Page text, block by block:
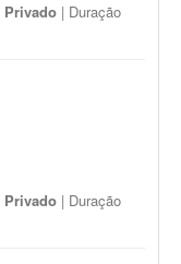
Privado | Duração
Privado | Duração